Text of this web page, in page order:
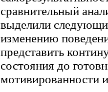
сравнительный
выделили
изменению
представить
состояния до
мотивированности